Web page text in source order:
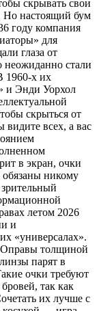
скрывать свои
Но настоящий бум
году компания
для
глаза от
неожиданно стали
1960-х их
и Энди Уорхол
скрыться от
видите всех, а вас
в экран, очки
обязаны никому
летом 2026
и
«универсалах».
толщиной
парят в
очки требуют
так как
их лучше с